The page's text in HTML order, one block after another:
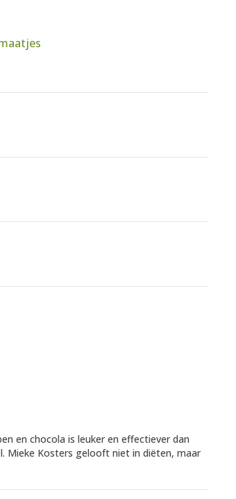
en chocola is leuker en effectiever dan
Mieke Kosters gelooft niet in diëten, maar